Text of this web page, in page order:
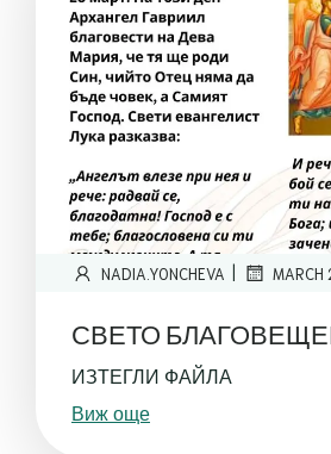
NADIA.YONCHEVA | MARCH
СВЕТО
ИЗТЕГЛИ ФАЙЛА
Виж още